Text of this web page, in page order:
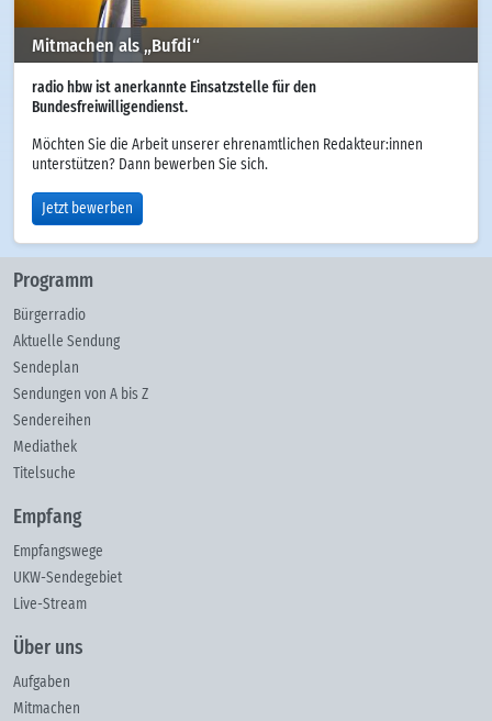
Mitmachen als „Bufdi“
radio hbw ist anerkannte Einsatzstelle für den
Bundesfreiwilligendienst.
Möchten Sie die Arbeit unserer ehrenamtlichen Redakteur:innen
unterstützen? Dann bewerben Sie sich.
Jetzt bewerben
Programm
Bürgerradio
Aktuelle Sendung
Sendeplan
Sendungen von A bis Z
Sendereihen
Mediathek
Titelsuche
Empfang
Empfangswege
UKW-Sendegebiet
Live-Stream
Über uns
Aufgaben
Mitmachen